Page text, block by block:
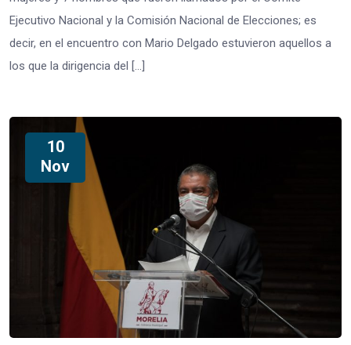
Ejecutivo Nacional y la Comisión Nacional de Elecciones; es
decir, en el encuentro con Mario Delgado estuvieron aquellos a
los que la dirigencia del […]
10
Nov